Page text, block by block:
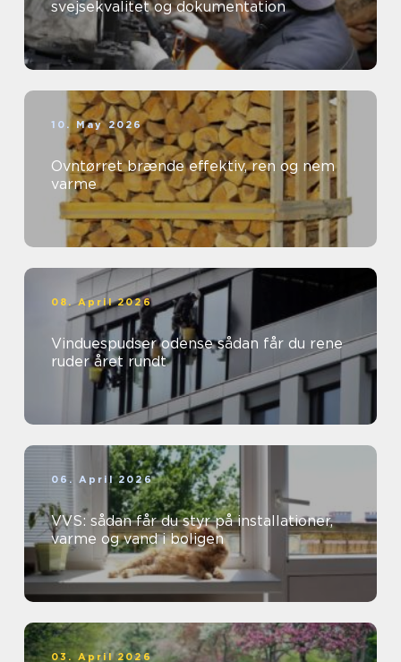
svejsekvalitet og dokumentation
10. May 2026
Ovntørret brænde effektiv, ren og nem
varme
08. April 2026
Vinduespudser odense sådan får du rene
ruder året rundt
06. April 2026
VVS: sådan får du styr på installationer,
varme og vand i boligen
03. April 2026